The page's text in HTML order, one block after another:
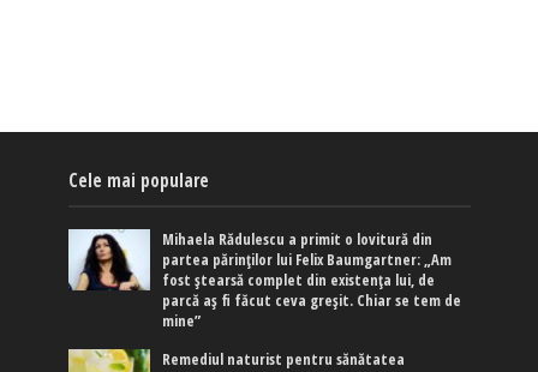
Cele mai populare
Mihaela Rădulescu a primit o lovitură din
partea părinților lui Felix Baumgartner: „Am
fost ștearsă complet din existența lui, de
parcă aș fi făcut ceva greșit. Chiar se tem de
mine”
Remediul naturist pentru sănătatea